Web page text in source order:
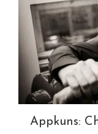
Appkuns:
Appkuns: